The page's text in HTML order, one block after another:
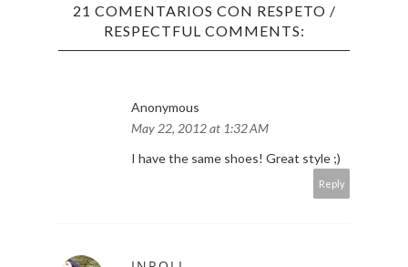
21 COMENTARIOS CON RESPETO /
RESPECTFUL COMMENTS:
Anonymous
May 22, 2012 at 1:32 AM
I have the same shoes! Great style ;)
Reply